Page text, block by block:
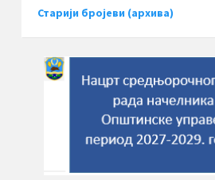
Старији бројеви (архива)